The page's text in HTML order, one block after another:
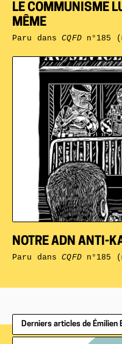
NOTRE ADN ANTI-
Paru dansCQFDn°185
LE COMMUNISME
MÊME
Paru dansCQFDn°185
Derniers articles de Émilien